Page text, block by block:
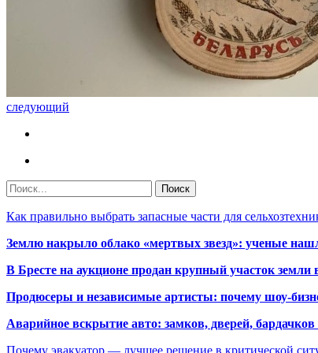
следующий
Как правильно выбрать запасные части для
Землю накрыло облако «мертвых звезд»: ученые
В Бресте на аукционе продан крупный участок земли
Продюсеры и независимые артисты: почему шоу-
Аварийное вскрытие авто: замков, дверей,
Почему эвакуатор — лучшее решение в критической